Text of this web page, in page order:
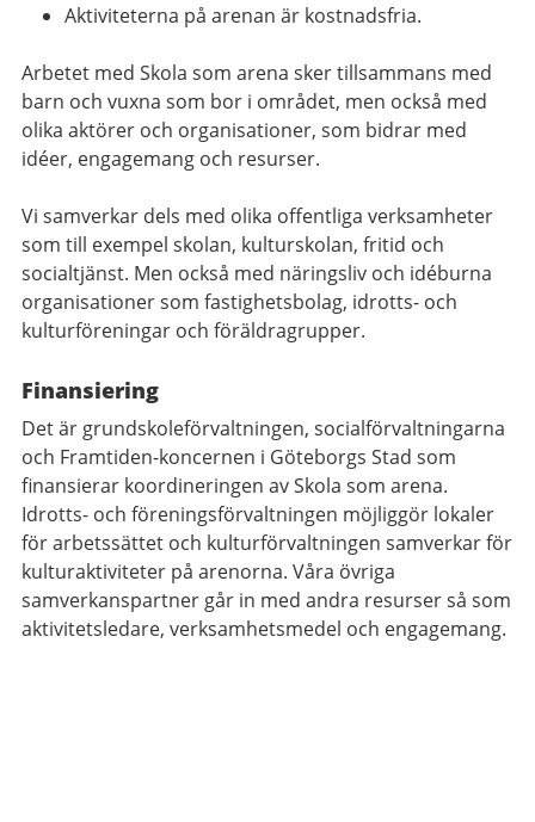
Aktiviteterna på arenan är kostnadsfria.
Arbetet med Skola som arena sker tillsammans med
barn och vuxna som bor i området, men också med
olika aktörer och organisationer, som bidrar med
idéer, engagemang och resurser.
Vi samverkar dels med olika offentliga verksamheter
som till exempel skolan, kulturskolan, fritid och
socialtjänst. Men också med näringsliv och idéburna
organisationer som fastighetsbolag, idrotts- och
kulturföreningar och föräldragrupper.
Finansiering
Det är grundskoleförvaltningen, socialförvaltningarna
och Framtiden-koncernen i Göteborgs Stad som
finansierar koordineringen av Skola som arena.
Idrotts- och föreningsförvaltningen möjliggör lokaler
för arbetssättet och kulturförvaltningen samverkar för
kulturaktiviteter på arenorna. Våra övriga
samverkanspartner går in med andra resurser så som
aktivitetsledare, verksamhetsmedel och engagemang.